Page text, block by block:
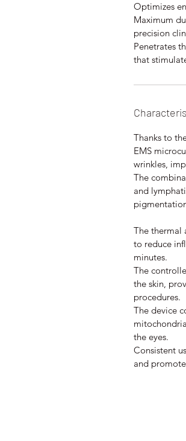
Optimizes
Maximum
precision
Penetrates
that
Thanks to
EMS
wrinkles,
The
and
The thermal
to reduce
minutes.
The
the skin,
procedures.
The device
the eyes.
Consistent
and